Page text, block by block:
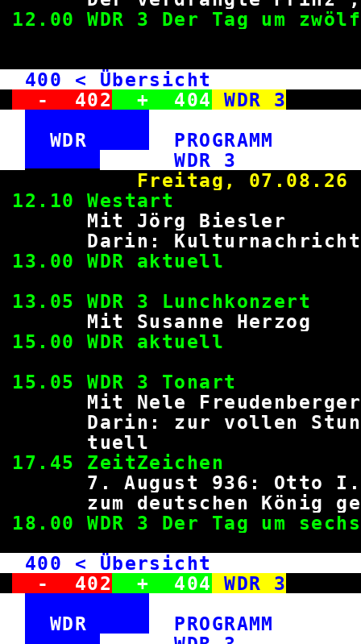
12.00 WDR 3 Der Tag
400 < Übersicht
- 402 + 404
WDR 3
WDR
PROGRAMM
Freitag,
12.10
Mit Jörg
Darin:
13.00 WDR
13.05 WDR 3
Mit Susanne
15.00 WDR
15.05 WDR 3
Mit Nele
Darin: zur vollen
17.45
7. August 936: Otto I.
zum deutschen
18.00 WDR 3 Der Tag
400 < Übersicht
- 402 + 404
WDR 3
WDR
PROGRAMM